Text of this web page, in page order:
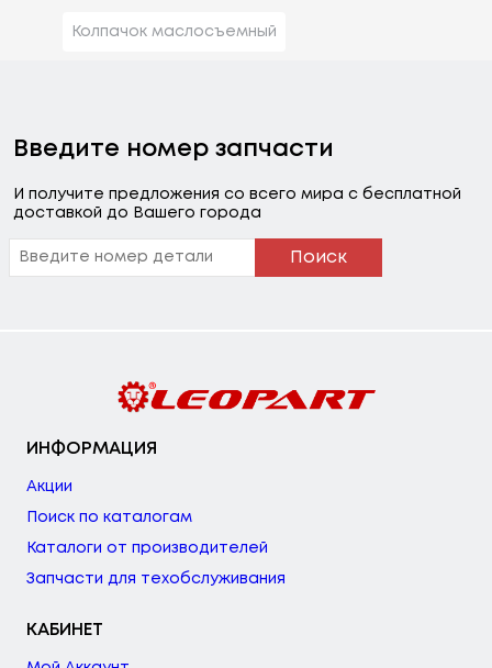
Колпачок маслосъемный
Введите номер запчасти
И получите предложения со всего мира с бесплатной
доставкой до Вашего города
Поиск
ИНФОРМАЦИЯ
Акции
Поиск по каталогам
Каталоги от производителей
Запчасти для техобслуживания
КАБИНЕТ